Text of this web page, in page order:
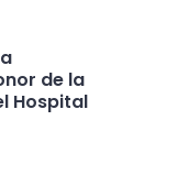
de la
Hospital